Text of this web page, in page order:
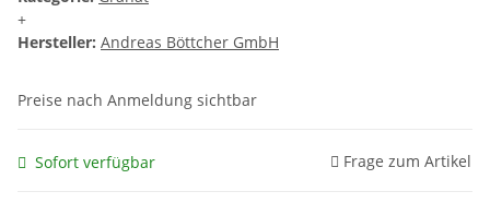
+
Hersteller: Andreas Böttcher GmbH
Preise nach Anmeldung sichtbar
Sofort verfügbar Frage zum Artikel